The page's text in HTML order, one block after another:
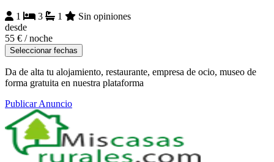
1
3 1
Sin opiniones
desde
55 € / noche
Seleccionar fechas
Da de alta tu alojamiento, restaurante, empresa de ocio, museo de
forma gratuita en nuestra plataforma
Publicar Anuncio